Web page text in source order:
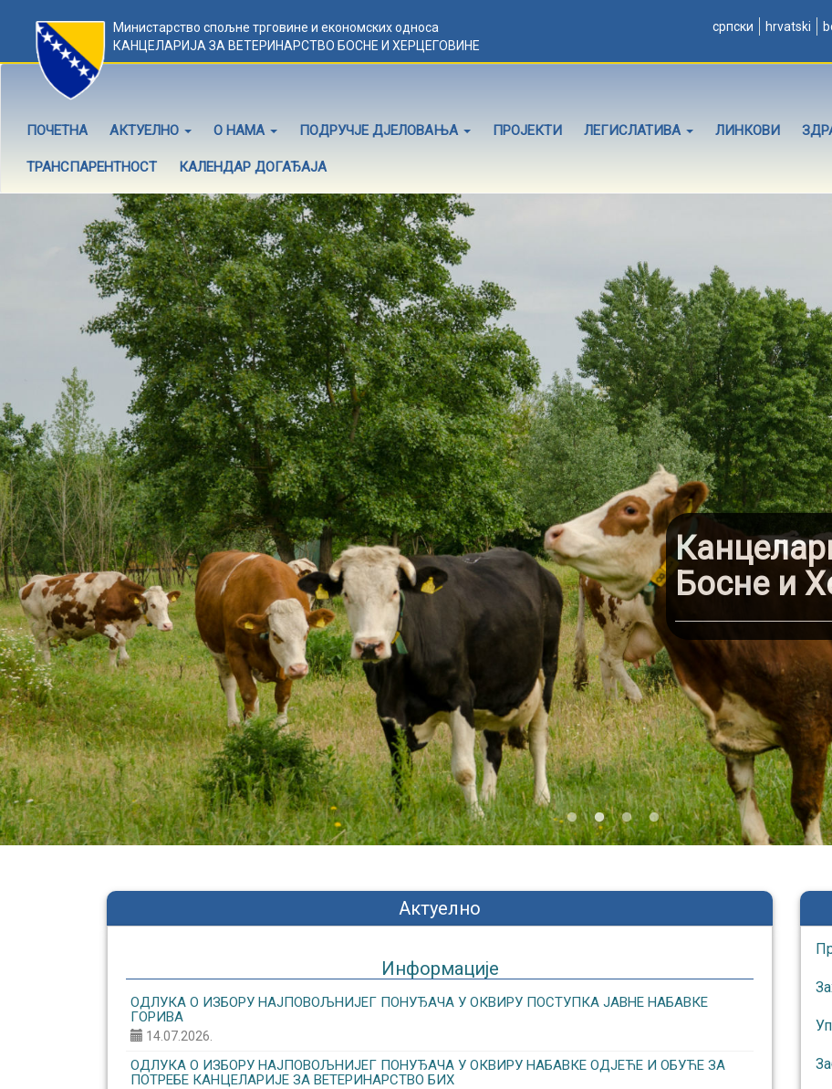
Министарство спољне трговине и економских односа
КАНЦЕЛАРИЈА ЗА ВЕТЕРИНАРСТВО БОСНЕ И ХЕРЦЕГОВИНЕ
српски hrvatski
ПОЧЕТНА АКТУЕЛНО О НАМА ПОДРУЧЈЕ ДЈЕЛОВАЊА ПРОЈЕКТИ ЛЕГИСЛАТИВА ЛИНКОВИ
ТРАНСПАРЕНТНОСТ КАЛЕНДАР ДОГАЂАЈА
Босне и
Актуелно
Информације
ОДЛУКА О ИЗБОРУ НАЈПОВОЉНИЈЕГ ПОНУЂАЧА У ОКВИРУ ПОСТУПКА ЈАВНЕ НАБАВКЕ
ГОРИВА
14.07.2026.
ОДЛУКА О ИЗБОРУ НАЈПОВОЉНИЈЕГ ПОНУЂАЧА У ОКВИРУ НАБАВКЕ ОДЈЕЋЕ И ОБУЋЕ ЗА
ПОТРЕБЕ КАНЦЕЛАРИЈЕ ЗА ВЕТЕРИНАРСТВО БИХ